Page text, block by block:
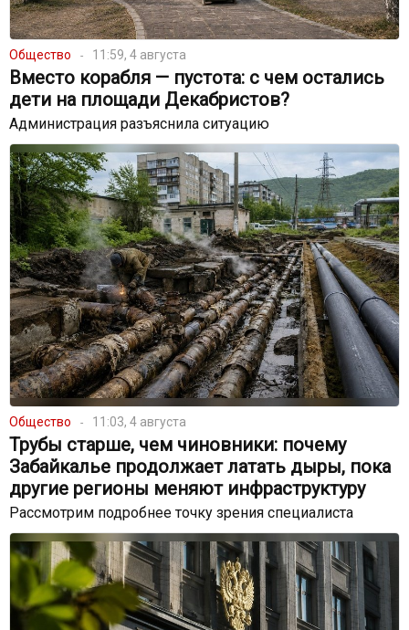
Общество 11:59, 4 августа
Вместо корабля — пустота: с чем остались
дети на площади Декабристов?
Администрация разъяснила ситуацию
Общество 11:03, 4 августа
Трубы старше, чем чиновники: почему
Забайкалье продолжает латать дыры, пока
другие регионы меняют инфраструктуру
Рассмотрим подробнее точку зрения специалиста